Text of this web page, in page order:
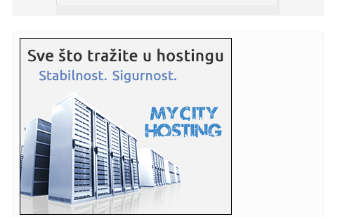
13:45: Tomović poslao poruku hejterima u jeku drame s
bazenima: Ovo im ...
13:43:
Beogradu: ...
13:42:Velika tragedija: Preminuo Mesijev otac!
13:42:Gimaraeš zvanično u Arsenalu!
13:40:Zvanično: Saša Lukić je novi Traktorista!